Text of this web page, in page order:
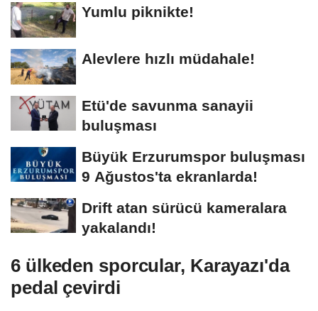
Yumlu piknikte!
Alevlere hızlı müdahale!
Etü'de savunma sanayii
buluşması
Büyük Erzurumspor buluşması
9 Ağustos'ta ekranlarda!
Drift atan sürücü kameralara
yakalandı!
6 ülkeden sporcular, Karayazı'da
pedal çevirdi